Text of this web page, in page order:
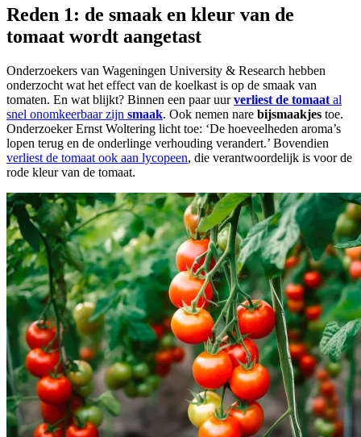
Reden 1: de smaak en kleur van de
tomaat wordt aangetast
Onderzoekers van Wageningen University & Research hebben
onderzocht wat het effect van de koelkast is op de smaak van
tomaten. En wat blijkt? Binnen een paar uurverliest de tomaat al
snel onomkeerbaar zijn smaak. Ook nemen nare bijsmaakjes toe.
Onderzoeker Ernst Woltering licht toe: ‘De hoeveelheden aroma’s
lopen terug en de onderlinge verhouding verandert.’ Bovendien
verliest de tomaat ook aan lycopeen, die verantwoordelijk is voor de
rode kleur van de tomaat.